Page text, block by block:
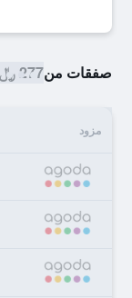
صفقات من277 ﷼
مزود